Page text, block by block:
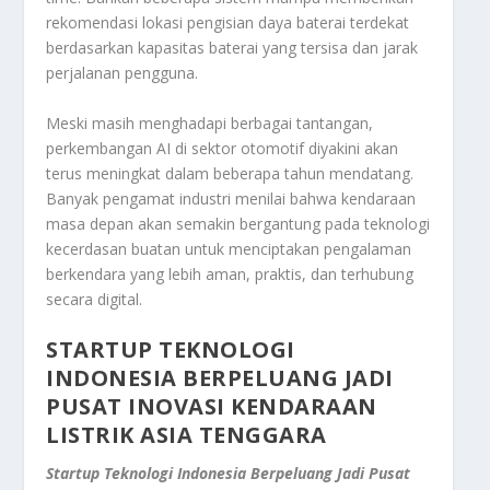
rekomendasi lokasi pengisian daya baterai terdekat
berdasarkan kapasitas baterai yang tersisa dan jarak
perjalanan pengguna.
Meski masih menghadapi berbagai tantangan,
perkembangan AI di sektor otomotif diyakini akan
terus meningkat dalam beberapa tahun mendatang.
Banyak pengamat industri menilai bahwa kendaraan
masa depan akan semakin bergantung pada teknologi
kecerdasan buatan untuk menciptakan pengalaman
berkendara yang lebih aman, praktis, dan terhubung
secara digital.
STARTUP TEKNOLOGI
INDONESIA BERPELUANG JADI
PUSAT INOVASI KENDARAAN
LISTRIK ASIA TENGGARA
Startup Teknologi Indonesia Berpeluang Jadi Pusat